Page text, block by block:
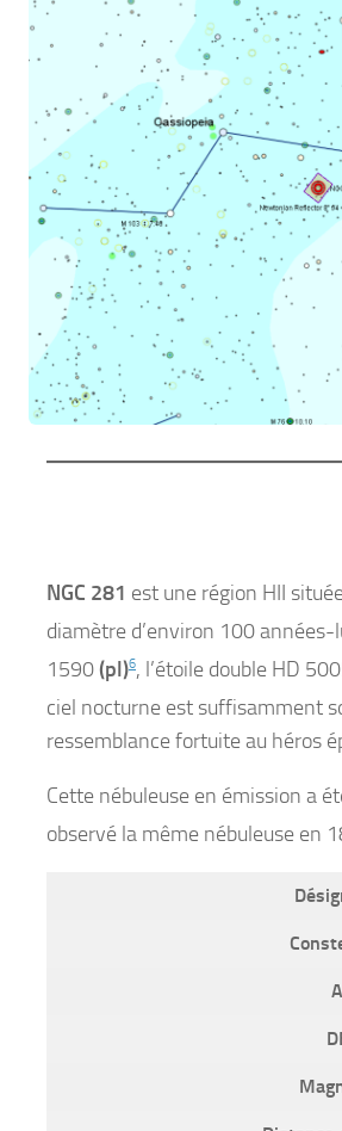
NGC 281 est une région HII
diamètre d’environ 100 années-
1590(pl)6, l’étoile double HD
ciel nocturne est suffisamment
ressemblance fortuite au héros
Cette nébuleuse en émission a
observé la même nébuleuse en